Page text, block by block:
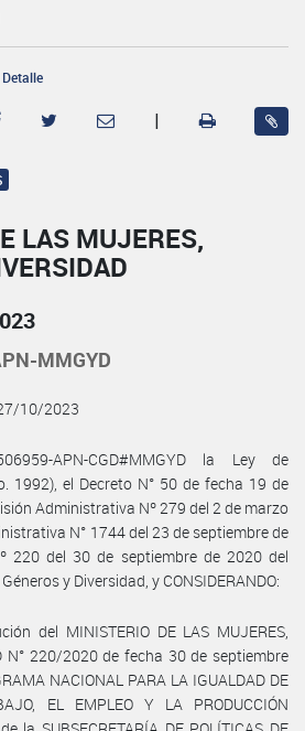
Detalle
|
LAS MUJERES,
MMGYD
10/2023
APN-CGD#MMGYD la Ley de
1992), el Decreto N° 50 de fecha 19 de
Administrativa Nº 279 del 2 de marzo
N° 1744 del 23 de septiembre de
220 del 30 de septiembre de 2020 del
y Diversidad, y CONSIDERANDO:
del MINISTERIO DE LAS MUJERES,
N° 220/2020 de fecha 30 de septiembre
NACIONAL PARA LA IGUALDAD DE
EL EMPLEO Y LA PRODUCCIÓN